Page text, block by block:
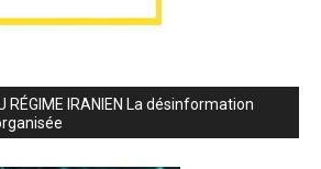
RÉGIME IRANIEN La désinformation